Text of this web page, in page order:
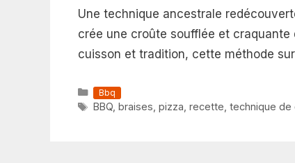
Une technique ancestrale
crée une croûte soufflée et
cuisson et tradition, cette méthode
Catégories
Bbq
Étiquettes
BBQ, braises pizza recette technique de